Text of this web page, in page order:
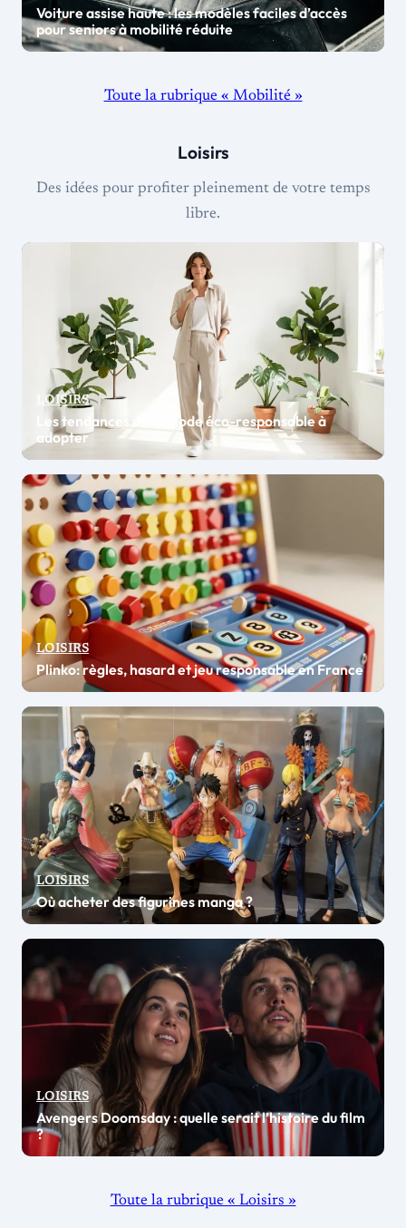
Voiture assise haute : les modèles faciles d’accès
pour seniors à mobilité réduite
Toute la rubrique « Mobilité »
Loisirs
Des idées pour profiter pleinement de votre temps
libre.
LOISIRS
Les tendances de la mode éco-responsable à
adopter
LOISIRS
Plinko: règles, hasard et jeu responsable en France
LOISIRS
Où acheter des figurines manga ?
LOISIRS
Avengers Doomsday : quelle serait l’histoire du film
?
Toute la rubrique « Loisirs »